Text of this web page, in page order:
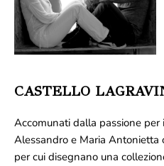
CASTELLO
Accomunati dalla passione
Alessandro e Maria
per cui disegnano una